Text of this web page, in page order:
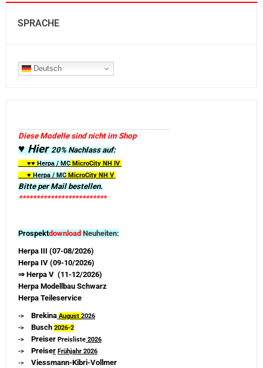
SPRACHE
Deutsch
Diese Modelle sind nicht im Shop
♥ Hier20% Nachlass auf:
♥♥ Herpa / MC MicroCity NH IV
♥ Herpa / MC MicroCity NH V
Bitte per Mail bestellen.
*************************
Prospektdownload Neuheiten:
Herpa III (07-08/2026)
Herpa IV (09-10/2026)
⇒ Herpa V (11-12/2026)
Herpa Modellbau Schwarz
Herpa Teileservice
-> Brekina August 2026
-> Busch 2026-2
-> Preiser Preisliste 2026
-> Preiser Frühjahr 2026
-> Viessmann-Kibri-Vollmer